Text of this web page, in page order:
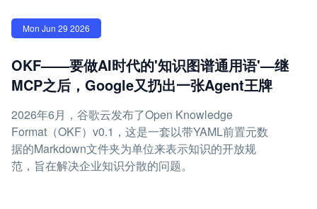
Mon Jun 29 2026
OKF——要做AI时代的'知识图谱通用语'—继
MCP之后，Google又扔出一张Agent王牌
2026年6月，谷歌云发布了Open Knowledge
Format（OKF）v0.1，这是一套以带YAML前置元数
据的Markdown文件夹为单位来表示知识的开放规
范，旨在解决企业知识分散的问题。